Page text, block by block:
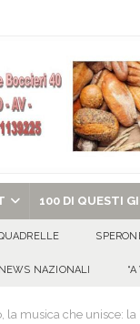
alla Scafatese a titolo
del 10 agosto di
celebra il Martirio di
100 DI QUESTI
NEWS NAZIONALI
la musica che unisce: